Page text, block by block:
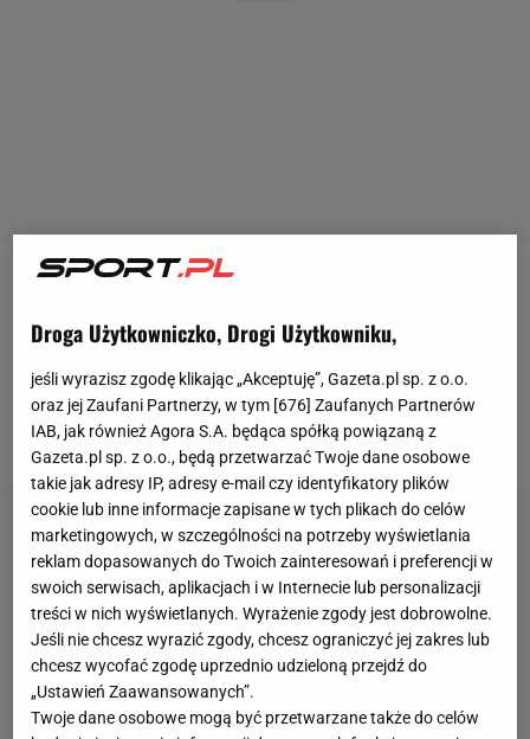
zRB Lipsk, gdy kontratak gości rozpoczął bramkarz -
podaniem, dzięki któremu w sytuacji sam na sam z
golkiperem przeciwników znalazł sięTimo Werner
Droga Użytkowniczko, Drogi Użytkowniku,
jeśli wyrazisz zgodę klikając „Akceptuję”, Gazeta.pl sp. z o.o.
oraz jej Zaufani Partnerzy, w tym [676] Zaufanych Partnerów
IAB, jak również Agora S.A. będąca spółką powiązaną z
Gazeta.pl sp. z o.o., będą przetwarzać Twoje dane osobowe
takie jak adresy IP, adresy e-mail czy identyfikatory plików
cookie lub inne informacje zapisane w tych plikach do celów
marketingowych, w szczególności na potrzeby wyświetlania
reklam dopasowanych do Twoich zainteresowań i preferencji w
swoich serwisach, aplikacjach i w Internecie lub personalizacji
treści w nich wyświetlanych. Wyrażenie zgody jest dobrowolne.
Jeśli nie chcesz wyrazić zgody, chcesz ograniczyć jej zakres lub
chcesz wycofać zgodę uprzednio udzieloną przejdź do
„Ustawień Zaawansowanych”.
Twoje dane osobowe mogą być przetwarzane także do celów